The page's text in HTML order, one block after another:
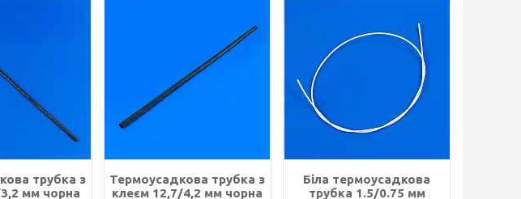
трубка з
мм чорна
Термоусадкова трубка з
клеєм 12,7/4,2 мм чорна
Біла термоусадкова
трубка 1.5/0.75 мм